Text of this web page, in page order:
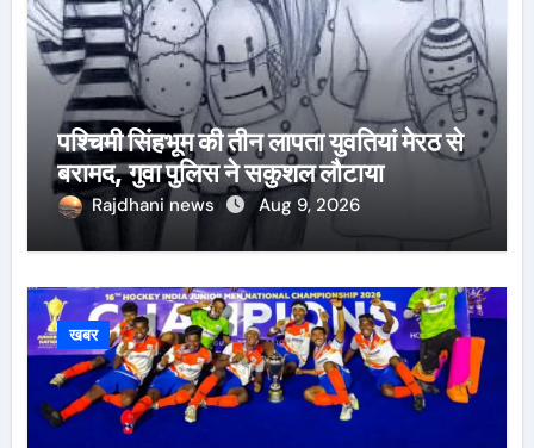
पश्चिमी सिंहभूम की तीन लापता युवतियां मेरठ से
बरामद, गुवा पुलिस ने सकुशल लौटाया
Rajdhani news Aug 9, 2026
खबर